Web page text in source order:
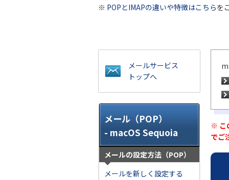
※ POPとIMAPの違いや特徴はこちらを
メールサービス
トップへ
メール（POP）
- macOS Sequoia
メールの設定方法（POP）
メールを新しく設定する
※ こ
でご